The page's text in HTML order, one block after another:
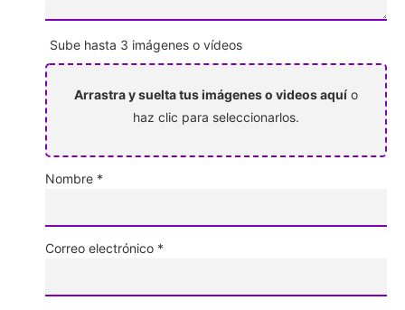
Sube hasta 3 imágenes o vídeos
Arrastra y suelta tus imágenes o videos aquí o
haz clic para seleccionarlos.
Nombre *
Correo electrónico *